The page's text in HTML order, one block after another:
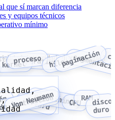
que sí marcan diferencia
y equipos técnicos
mínimo
integridad, disponibilidad
operativo
kernelproceso hilopaginación
instrucción
Von Neumann
Harvard
pipeliningCPU
RAMdisco
duro